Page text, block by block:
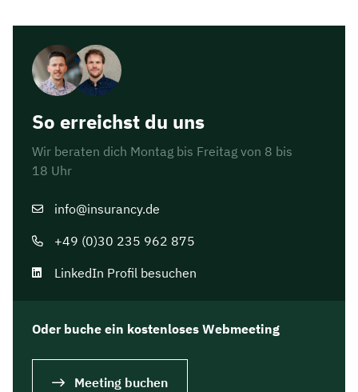
So erreichst du uns
Wir beraten dich Montag bis Freitag von 8 bis
18 Uhr
info@insurancy.de
+49 (0)30 235 962 875
LinkedIn Profil besuchen
Oder buche ein kostenloses Webmeeting
Meeting buchen